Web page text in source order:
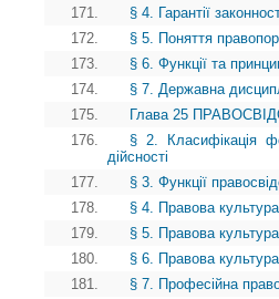
171.
§ 4. Гарантії
172.
§ 5. Поняття
173.
§ 6. Функції та
174.
§ 7. Державна
175.
Глава 25
176.
§ 2. Класифікація
дійсності
177.
§ 3. Функції
178.
§ 4. Правова
179.
§ 5. Правова
180.
§ 6. Правова
181.
§ 7. Професійна